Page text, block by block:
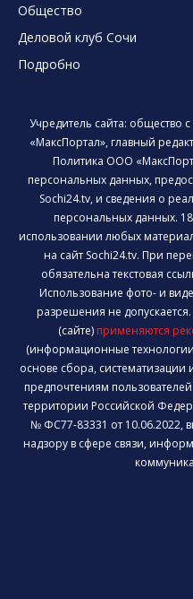
Общество
Деловой клуб Сочи
Подробно
Учредитель сайта: общество
«МаксПортал», главный
Политика ООО
персональных данных,
Sochi24.tv, и сведения о
персональных данных.
использовании любых
на сайт Sochi24.tv. При
обязательна текстовая
Использование фото- и
разрешения не
(сайте) применяются
(информационные
основе сбора,
предпочтениям
территории Российской
№ ФС77-83331 от 10.06.2022,
надзору в сфере связи,